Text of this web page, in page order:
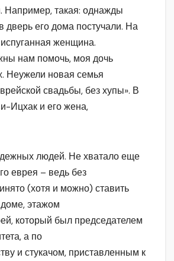
Например, такая: однажды
дверь его дома постучали. На
женщина.
нам помочь, моя дочь
Неужели новая семья
свадьбы, без хупы». В
Ицхак и его жена,
людей. Не хватало еще
еврея – ведь без
(хотя и можно) ставить
этажом
который был председателем
а по
и стукачом, приставленным к